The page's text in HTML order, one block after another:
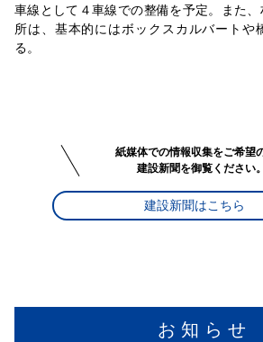
お 知 ら せ
車線として４車線での整備を予定。また
所は、基本的にはボックスカルバートや
る。
紙媒体での情報収集をご希望
建設新聞を御覧ください。
建設新聞はこちら